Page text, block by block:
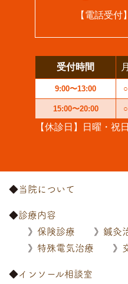
【電話受
受付時間 月
9:00〜13:00 ○
15:00〜20:00 ○
【休診日】日曜・祝日
当院について
診療内容
保険診療
鍼灸
特殊電気治療
インソール相談室